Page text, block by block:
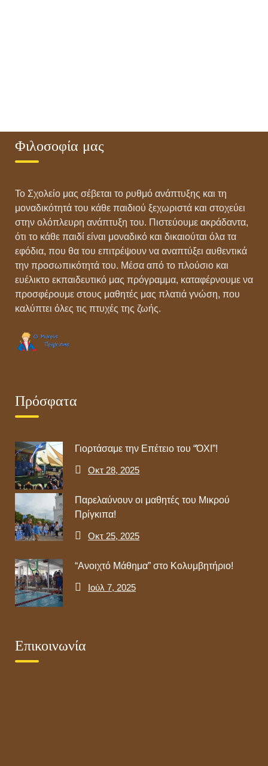
Φιλοσοφία μας
Το Σχολείο μας σέβεται το ρυθμό ανάπτυξης και τη
μοναδικότητά του κάθε παιδιού ξεχωριστά και στοχεύει
στην ολόπλευρη ανάπτυξη του. Πιστεύουμε ακράδαντα,
ότι το κάθε παιδί είναι μοναδικό και δικαιούται όλα τα
εφόδια, που θα του επιτρέψουν να αναπτύξει αυθεντικά
την προσωπικότητά του. Μέσα από το πλούσιο και
ευέλικτο εκπαιδευτικό μας πρόγραμμα, καταφέρνουμε να
προσφέρουμε στους μαθητές μας πλατιά γνώση, που
καλύπτει όλες τις πτυχές της ζωής.
Πρόσφατα
Γιορτάσαμε την Επέτειο του “ΌΧΙ”!
Οκτ 28, 2025
Παρελαύνουν οι μαθητές του Μικρού
Πρίγκιπα!
Οκτ 25, 2025
“Ανοιχτό Μάθημα” στο Κολυμβητήριο!
Ιούλ 7, 2025
Επικοινωνία